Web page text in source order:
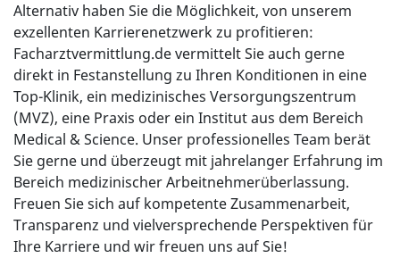
Alternativ haben Sie die Möglichkeit, von unserem
exzellenten Karrierenetzwerk zu profitieren:
Facharztvermittlung.de vermittelt Sie auch gerne
direkt in Festanstellung zu Ihren Konditionen in eine
Top-Klinik, ein medizinisches Versorgungszentrum
(MVZ), eine Praxis oder ein Institut aus dem Bereich
Medical & Science. Unser professionelles Team berät
Sie gerne und überzeugt mit jahrelanger Erfahrung im
Bereich medizinischer Arbeitnehmerüberlassung.
Freuen Sie sich auf kompetente Zusammenarbeit,
Transparenz und vielversprechende Perspektiven für
Ihre Karriere und wir freuen uns auf Sie!